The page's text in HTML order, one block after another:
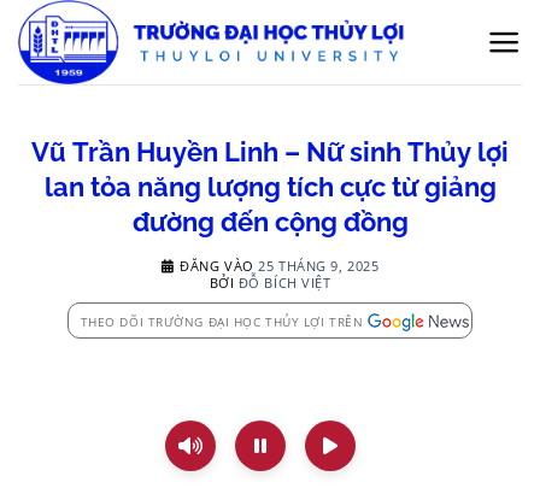
qua
nội
Vũ Trần Huyền Linh – Nữ sinh Thủy lợi
lan tỏa năng lượng tích cực từ giảng
đường đến cộng đồng
ĐĂNG VÀO 25 THÁNG 9, 2025
BỞI ĐỖ BÍCH VIỆT
THEO DÕI TRƯỜNG ĐẠI HỌC THỦY LỢI TRÊN